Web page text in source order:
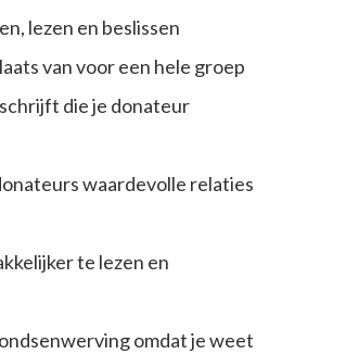
lezen en beslissen
van voor een hele groep
die je donateur
waardevolle relaties
te lezen en
omdat je weet